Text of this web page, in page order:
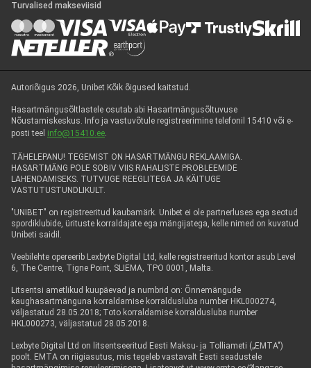
Turvalised makseviisid
Autoriõigus 2026, Unibet Kõik õigused kaitstud.
Hasartmängusõltlastele osutab abi Hasartmängusõltuvuse
Nõustamiskeskus. Info ja vastuvõtule registreerimine telefonil 15410 või e-
posti teel info@15410.ee.
TÄHELEPANU! TEGEMIST ON HASARTMÄNGU REKLAAMIGA.
HASARTMÄNG POLE SOBIV VIIS RAHALISTE PROBLEEMIDE
LAHENDAMISEKS. TUTVUGE REEGLITEGA JA KÄITUGE
VASTUTUSTUNDLIKULT.
"UNIBET" on registreeritud kaubamärk. Unibet ei ole partnerluses ega seotud
spordiklubide, ürituste korraldajate ega mängijatega, kelle nimed on kuvatud
Unibeti saidil.
Veebilehte opereerib Lexbyte Digital Ltd, kelle registreeritud kontor asub Level
6, The Centre, Tigne Point, SLIEMA, TPO 0001, Malta.
Litsentsi ametlikud kuupäevad ja numbrid on: Õnnemängude
kaughasartmänguna korraldamise korraldusluba number HKL000274,
väljastatud 28.05.2018; Toto korraldamise korraldusluba number
HKL000273, väljastatud 28.05.2018.
Lexbyte Digital Ltd on litsentseeritud Eesti Maksu- ja Tolliameti („EMTA")
poolt. EMTA on riigiasutus, mis tegeleb vastavalt Eesti seadustele